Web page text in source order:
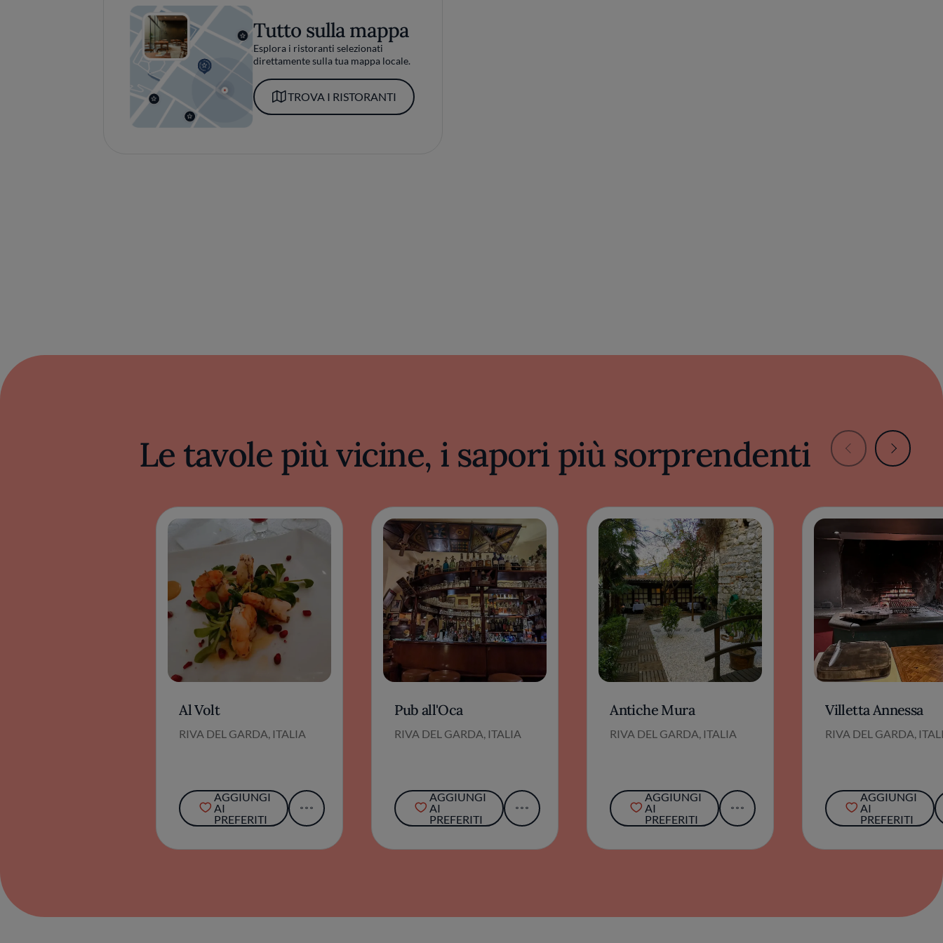
Tutto sulla mappa
Esplora i ristoranti selezionati
direttamente sulla tua mappa locale.
TROVA I RISTORANTI
Le tavole più vicine, i sapori più sorprendenti
Al Volt
RIVA DEL GARDA, ITALIA
AGGIUNGI
AI
PREFERITI
Pub all'Oca
RIVA DEL GARDA, ITALIA
AGGIUNGI
AI
PREFERITI
Antiche Mura
RIVA DEL GARDA, ITALIA
AGGIUNGI
AI
PREFERITI
Villetta Annessa
RIVA DEL GARDA,
AGGIUNGI
AI
PREFERITI